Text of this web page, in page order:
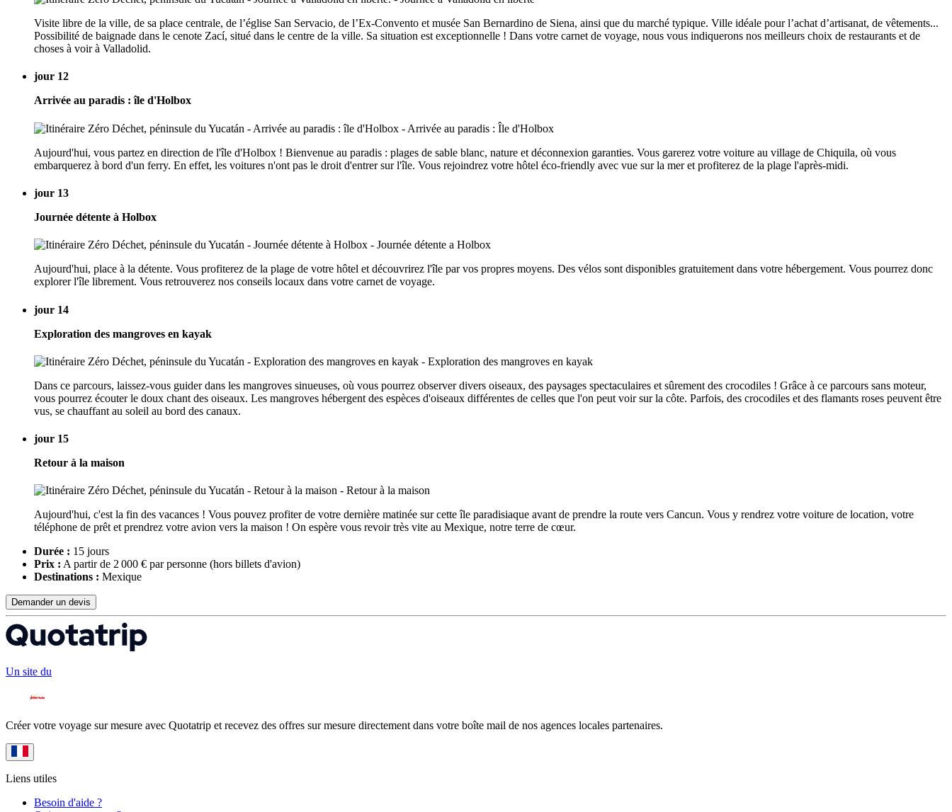
Visite libre de la ville, de sa place centrale, de l’église San Servacio, de l’Ex-Convento et musée San Bernardino de Siena, ainsi que du marché typique. Ville idéale pour l’achat d’artisanat, de vêtements...
Possibilité de baignade dans le cenote Zací, situé dans le centre de la ville. Sa situation est exceptionnelle ! Dans votre carnet de voyage, nous vous indiquerons nos meilleurs choix de restaurants et de
choses à voir à Valladolid.
jour 12
Arrivée au paradis : île d'Holbox
Aujourd'hui, vous partez en direction de l'île d'Holbox ! Bienvenue au paradis : plages de sable blanc, nature et déconnexion garanties. Vous garerez votre voiture au village de Chiquila, où vous
embarquerez à bord d'un ferry. En effet, les voitures n'ont pas le droit d'entrer sur l'île. Vous rejoindrez votre hôtel éco-friendly avec vue sur la mer et profiterez de la plage l'après-midi.
jour 13
Journée détente à Holbox
Aujourd'hui, place à la détente. Vous profiterez de la plage de votre hôtel et découvrirez l'île par vos propres moyens. Des vélos sont disponibles gratuitement dans votre hébergement. Vous pourrez donc
explorer l'île librement. Vous retrouverez nos conseils locaux dans votre carnet de voyage.
jour 14
Exploration des mangroves en kayak
Dans ce parcours, laissez-vous guider dans les mangroves sinueuses, où vous pourrez observer divers oiseaux, des paysages spectaculaires et sûrement des crocodiles ! Grâce à ce parcours sans moteur,
vous pourrez écouter le doux chant des oiseaux. Les mangroves hébergent des espèces d'oiseaux différentes de celles que l'on peut voir sur la côte. Parfois, des crocodiles et des flamants roses peuvent être
vus, se chauffant au soleil au bord des canaux.
jour 15
Retour à la maison
Aujourd'hui, c'est la fin des vacances ! Vous pouvez profiter de votre dernière matinée sur cette île paradisiaque avant de prendre la route vers Cancun. Vous y rendrez votre voiture de location, votre
téléphone de prêt et prendrez votre avion vers la maison ! On espère vous revoir très vite au Mexique, notre terre de cœur.
Durée : 15 jours
Prix : A partir de 2 000 € par personne (hors billets d'avion)
Destinations : Mexique
Demander un devis
Un site du
Créer votre voyage sur mesure avec Quotatrip et recevez des offres sur mesure directement dans votre boîte mail de nos agences locales partenaires.
Liens utiles
Besoin d'aide ?